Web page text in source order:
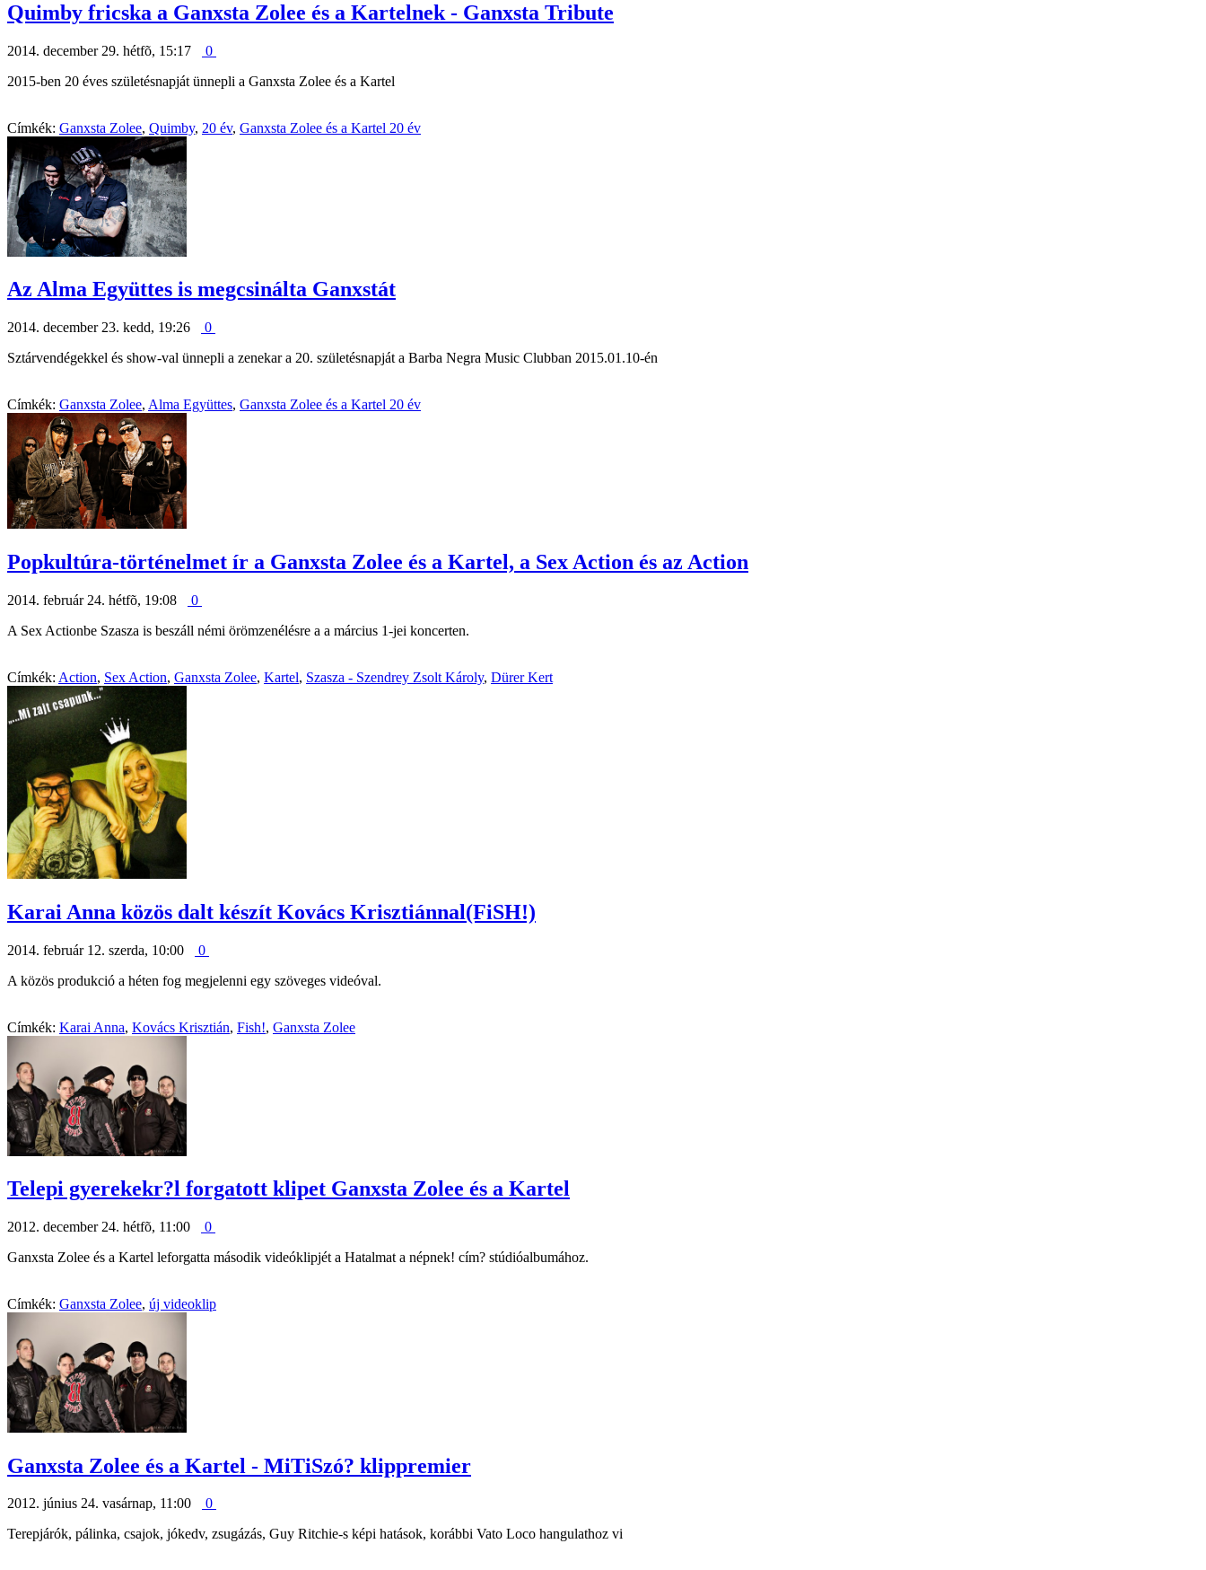
Quimby fricska a Ganxsta Zolee és a Kartelnek - Ganxsta Tribute
2014. december 29. hétfõ, 15:17
0
2015-ben 20 éves születésnapját ünnepli a Ganxsta Zolee és a Kartel
Címkék: Ganxsta Zolee, Quimby, 20 év, Ganxsta Zolee és a Kartel 20 év
Az Alma Együttes is megcsinálta Ganxstát
2014. december 23. kedd, 19:26
0
Sztárvendégekkel és show-val ünnepli a zenekar a 20. születésnapját a Barba Negra Music Clubban 2015.01.10-én
Címkék: Ganxsta Zolee, Alma Együttes, Ganxsta Zolee és a Kartel 20 év
Popkultúra-történelmet ír a Ganxsta Zolee és a Kartel, a Sex Action és az Action
2014. február 24. hétfõ, 19:08
0
A Sex Actionbe Szasza is beszáll némi örömzenélésre a a március 1-jei koncerten.
Címkék: Action, Sex Action, Ganxsta Zolee, Kartel, Szasza - Szendrey Zsolt Károly, Dürer Kert
Karai Anna közös dalt készít Kovács Krisztiánnal(FiSH!)
2014. február 12. szerda, 10:00
0
A közös produkció a héten fog megjelenni egy szöveges videóval.
Címkék: Karai Anna, Kovács Krisztián, Fish!, Ganxsta Zolee
Telepi gyerekekr?l forgatott klipet Ganxsta Zolee és a Kartel
2012. december 24. hétfõ, 11:00
0
Ganxsta Zolee és a Kartel leforgatta második videóklipjét a Hatalmat a népnek! cím? stúdióalbumához.
Címkék: Ganxsta Zolee, új videoklip
Ganxsta Zolee és a Kartel - MiTiSzó? klippremier
2012. június 24. vasárnap, 11:00
0
Terepjárók, pálinka, csajok, jókedv, zsugázás, Guy Ritchie-s képi hatások, korábbi Vato Loco hangulathoz vi